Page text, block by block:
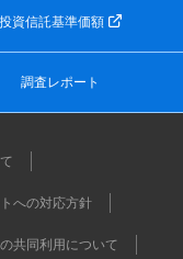
投資信託基準価額
調査レポート
への対応方針
共同利用について